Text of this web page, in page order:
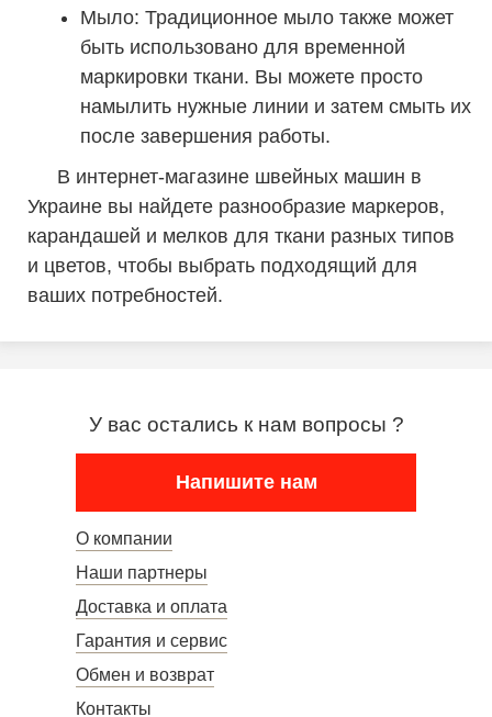
Мыло: Традиционное мыло также может
быть использовано для временной
маркировки ткани. Вы можете просто
намылить нужные линии и затем смыть их
после завершения работы.
В интернет-магазине швейных машин в
Украине вы найдете разнообразие маркеров,
карандашей и мелков для ткани разных типов
и цветов, чтобы выбрать подходящий для
ваших потребностей.
У вас остались к нам вопросы ?
Напишите нам
О компании
Наши партнеры
Доставка и оплата
Гарантия и сервис
Обмен и возврат
Контакты